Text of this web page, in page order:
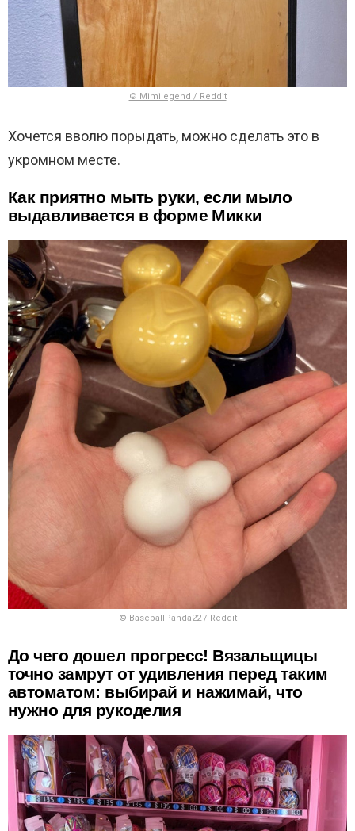
© Mimilegend / Reddit
Хочется вволю порыдать, можно сделать это в
укромном месте.
Как приятно мыть руки, если мыло
выдавливается в форме Микки
© BaseballPanda22 / Reddit
До чего дошел прогресс! Вязальщицы
точно замрут от удивления перед таким
автоматом: выбирай и нажимай, что
нужно для рукоделия